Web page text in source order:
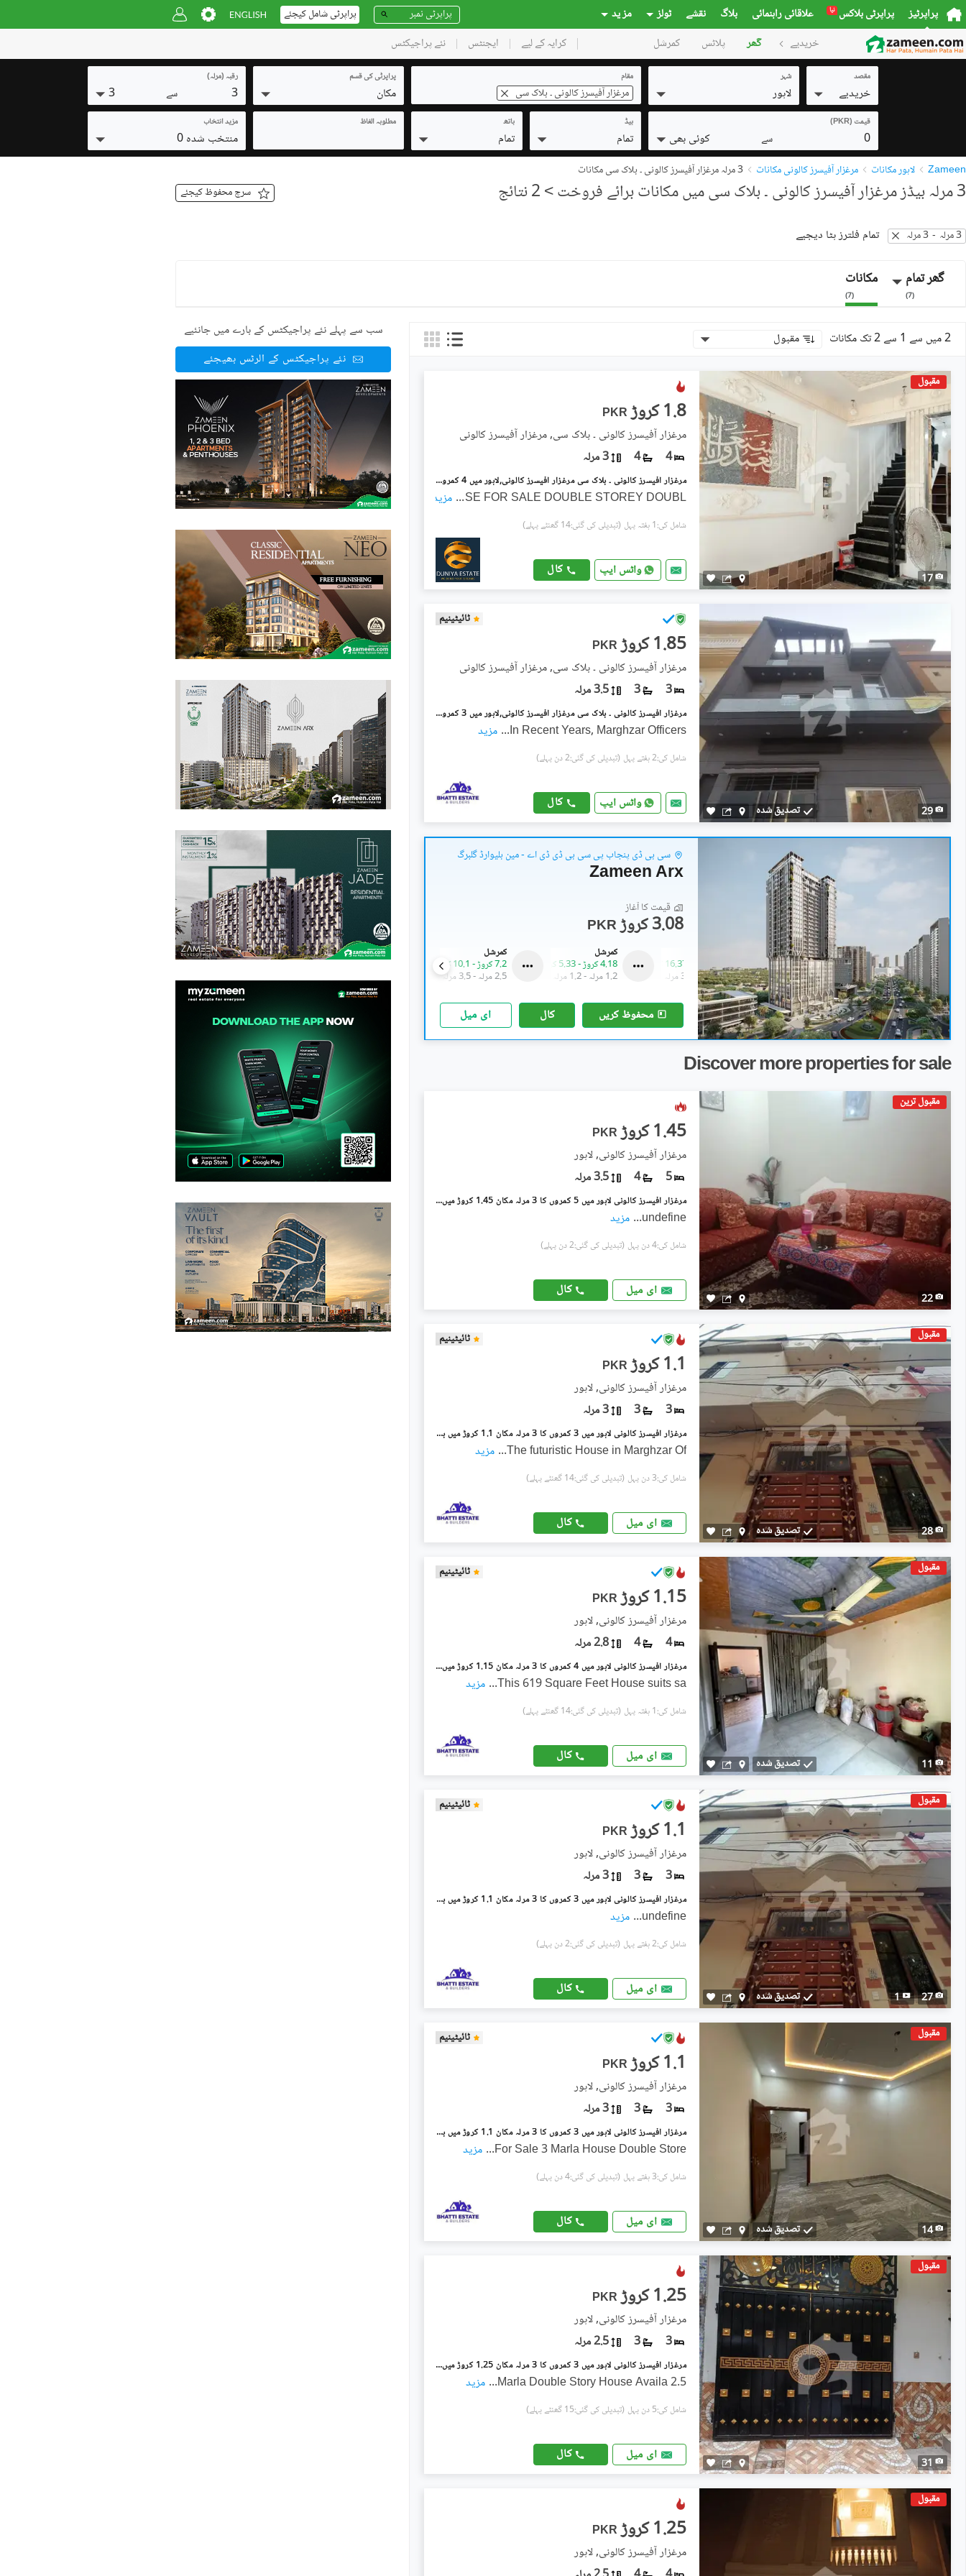
پراپرٹیز پراپرٹی بلاکس نیا علاقائی راہنمائی بلاگ نقشے ٹولز مز ید پراپرٹی شامل کیجئے
خریدیے گھر پلاٹس کمرشل کرایہ کے لیے ایجنٹس نئے پراجیکٹس
مقصد
خریدیے
شہر
لاہور
مقام
مرغزار آفیسرز کالونی ۔ بلاک سی
پراپرٹی کی قسم
مکان
رقبہ (مرلہ)
3 سے 3
قیمت (PKR)
0 سے کوئی بھی
بیڈ
تمام
باتھ
تمام
مطلوبہ الفاظ مزید انتخاب
منتخب شدہ 0
Zameen لاہور مکانات مرغزار آفیسرز کالونی مکانات 3 مرلہ مرغزار آفیسرز کالونی ۔ بلاک سی مکانات
3 مرلہ بیڈز مرغزار آفیسرز کالونی ۔ بلاک سی میں مکانات برائے فروخت > 2 نتائج سرچ محفوظ کیجئے
3 مرلہ - 3 مرلہ تمام فلترز ہٹا دیجیے
گھر تمام
(
7
)
مکانات
(
7
)
2 میں سے 1 سے 2 تک مکانات مقبول
مقبول
17
PKR 1.8 کروڑ
مرغزار آفیسرز کالونی ۔ بلاک سی, مرغزار آفیسرز کالونی
4
4 3 مرلہ
مرغزار آفیسرز کالونی ۔ بلاک سی مرغزار آفیسرز کالونی,لاہور میں 4 کمروں کا 3 مرلہ مکان 1.8 کروڑ میں برائے فروخت۔
HOUSE FOR SALE DOUBLE STOREY DOUBL
... مزید
شامل کی:1 ہفتہ پہل (تبدیلی کی گئی:14 گھنٹے پہلے)
واٹس ایپ کال
29 تصدیق شدہ
ٹائیٹینیم
PKR 1.85 کروڑ
مرغزار آفیسرز کالونی ۔ بلاک سی, مرغزار آفیسرز کالونی
3
3 3.5 مرلہ
مرغزار آفیسرز کالونی ۔ بلاک سی مرغزار آفیسرز کالونی,لاہور میں 3 کمروں کا 4 مرلہ مکان 1.85 کروڑ میں برائے فروخت۔
In Recent Years, Marghzar Officers
... مزید
شامل کی:2 ہفتے پہل (تبدیلی کی گئی:2 دن پہلے)
واٹس ایپ کال
سی بی ڈی پنجاب پی سی بی ڈی ڈی اے - مین بلیوارڈ گلبرگ
Zameen Arx
قیمت کا آغاز
PKR 3.08 کروڑ
کمرشل
1.2 مرلہ
-1.2 مرلہ
کمرشل
1.7 مرلہ
-3.8 مرلہ
کمرشل
7.2 کروڑ
- 10.1 کروڑ
2.5 مرلہ
-3.5 مرلہ
کمرشل
4.18 کروڑ
-5.33 کروڑ
1.2 مرلہ
-1.2 مرلہ
6.42 کروڑ
16.37 کروڑ
1.7 مرلہ
- 3.8 مرلہ
محفوظ کریں کال ای میل
Discover more properties for sale
مقبول ترین
22
PKR 1.45 کروڑ
مرغزار آفیسرز کالونی, لاہور
5
4 3.5 مرلہ
مرغزار آفیسرز کالونی لاہور میں 5 کمروں کا 3 مرلہ مکان 1.45 کروڑ میں برائے فروخت۔
undefine
... مزید
شامل کی:4 دن پہل (تبدیلی کی گئی:2 دن پہلے)
ای میل کال
مقبول
28 تصدیق شدہ
ٹائیٹینیم
PKR 1.1 کروڑ
مرغزار آفیسرز کالونی, لاہور
3
3 3 مرلہ
مرغزار آفیسرز کالونی لاہور میں 3 کمروں کا 3 مرلہ مکان 1.1 کروڑ میں برائے فروخت۔
The futuristic House in Marghzar Of
... مزید
شامل کی:3 دن پہل (تبدیلی کی گئی:14 گھنٹے پہلے)
ای میل کال
مقبول
11 تصدیق شدہ
ٹائیٹینیم
PKR 1.15 کروڑ
مرغزار آفیسرز کالونی, لاہور
4
4 2.8 مرلہ
مرغزار آفیسرز کالونی لاہور میں 4 کمروں کا 3 مرلہ مکان 1.15 کروڑ میں برائے فروخت۔
This 619 Square Feet House suits sa
... مزید
شامل کی:1 ہفتہ پہل (تبدیلی کی گئی:14 گھنٹے پہلے)
ای میل کال
مقبول
27
1 تصدیق شدہ
ٹائیٹینیم
PKR 1.1 کروڑ
مرغزار آفیسرز کالونی, لاہور
3
3 3 مرلہ
مرغزار آفیسرز کالونی لاہور میں 3 کمروں کا 3 مرلہ مکان 1.1 کروڑ میں برائے فروخت۔
undefine
... مزید
شامل کی:2 ہفتے پہل (تبدیلی کی گئی:2 دن پہلے)
ای میل کال
مقبول
14 تصدیق شدہ
ٹائیٹینیم
PKR 1.1 کروڑ
مرغزار آفیسرز کالونی, لاہور
3
3 3 مرلہ
مرغزار آفیسرز کالونی لاہور میں 3 کمروں کا 3 مرلہ مکان 1.1 کروڑ میں برائے فروخت۔
For Sale 3 Marla House Double Store
... مزید
شامل کی:3 ہفتے پہل (تبدیلی کی گئی:4 دن پہلے)
ای میل کال
مقبول
31
PKR 1.25 کروڑ
مرغزار آفیسرز کالونی, لاہور
3
3 2.5 مرلہ
مرغزار آفیسرز کالونی لاہور میں 3 کمروں کا 3 مرلہ مکان 1.25 کروڑ میں برائے فروخت۔
2.5 Marla Double Story House Availa
... مزید
شامل کی:5 دن پہل (تبدیلی کی گئی:15 گھنٹے پہلے)
ای میل کال
مقبول
PKR 1.25 کروڑ
مرغزار آفیسرز کالونی, لاہور
سب سے پہلے نئے پراجیکٹس کے بارے میں جانئیے
نئے پراجیکٹس کے الرٹس بھیجئے